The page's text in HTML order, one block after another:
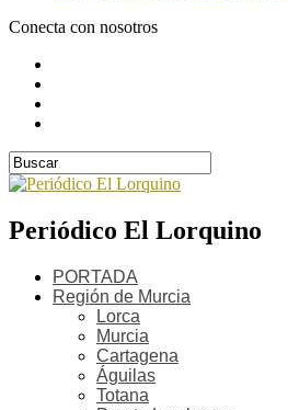
Conecta con nosotros
Periódico El Lorquino
PORTADA
Región de Murcia
Lorca
Murcia
Cartagena
Águilas
Totana